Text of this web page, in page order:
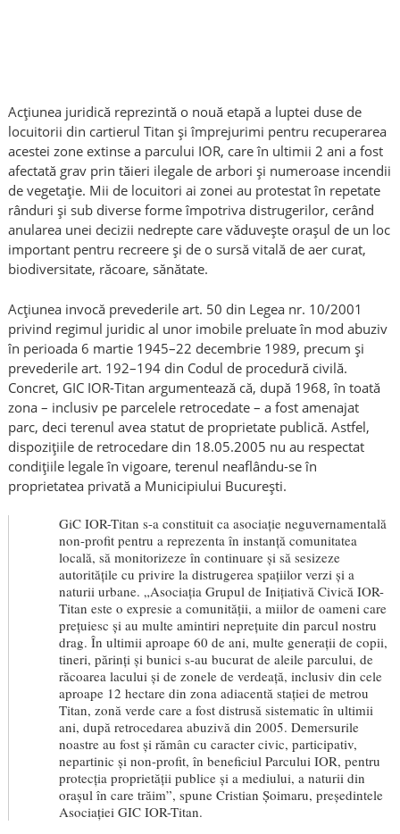
Acțiunea juridică reprezintă o nouă etapă a luptei duse de
locuitorii din cartierul Titan și împrejurimi pentru recuperarea
acestei zone extinse a parcului IOR, care în ultimii 2 ani a fost
afectată grav prin tăieri ilegale de arbori și numeroase incendii
de vegetație. Mii de locuitori ai zonei au protestat în repetate
rânduri și sub diverse forme împotriva distrugerilor, cerând
anularea unei decizii nedrepte care văduvește orașul de un loc
important pentru recreere și de o sursă vitală de aer curat,
biodiversitate, răcoare, sănătate.
Acțiunea invocă prevederile art. 50 din Legea nr. 10/2001
privind regimul juridic al unor imobile preluate în mod abuziv
în perioada 6 martie 1945–22 decembrie 1989, precum și
prevederile art. 192–194 din Codul de procedură civilă.
Concret, GIC IOR-Titan argumentează că, după 1968, în toată
zona – inclusiv pe parcelele retrocedate – a fost amenajat
parc, deci terenul avea statut de proprietate publică. Astfel,
dispozițiile de retrocedare din 18.05.2005 nu au respectat
condițiile legale în vigoare, terenul neaflându-se în
proprietatea privată a Municipiului București.
GiC IOR-Titan s-a constituit ca asociație neguvernamentală
non-profit pentru a reprezenta în instanță comunitatea
locală, să monitorizeze în continuare și să sesizeze
autoritățile cu privire la distrugerea spațiilor verzi și a
naturii urbane. „Asociația Grupul de Inițiativă Civică IOR-
Titan este o expresie a comunității, a miilor de oameni care
prețuiesc și au multe amintiri neprețuite din parcul nostru
drag. În ultimii aproape 60 de ani, multe generații de copii,
tineri, părinți și bunici s-au bucurat de aleile parcului, de
răcoarea lacului și de zonele de verdeață, inclusiv din cele
aproape 12 hectare din zona adiacentă stației de metrou
Titan, zonă verde care a fost distrusă sistematic în ultimii
ani, după retrocedarea abuzivă din 2005. Demersurile
noastre au fost și rămân cu caracter civic, participativ,
nepartinic și non-profit, în beneficiul Parcului IOR, pentru
protecția proprietății publice și a mediului, a naturii din
orașul în care trăim”, spune Cristian Șoimaru, președintele
Asociației GIC IOR-Titan.